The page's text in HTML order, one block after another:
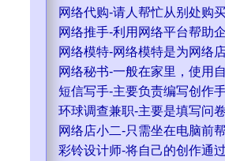
网络代购-请人帮忙从别处购
网络推手-利用网络平台帮助
网络模特-网络模特是为网络
网络秘书-一般在家里，使用
短信写手-主要负责编写创作
环球调查兼职-主要是填写问
网络店小二-只需坐在电脑前
彩铃设计师-将自己的创作通